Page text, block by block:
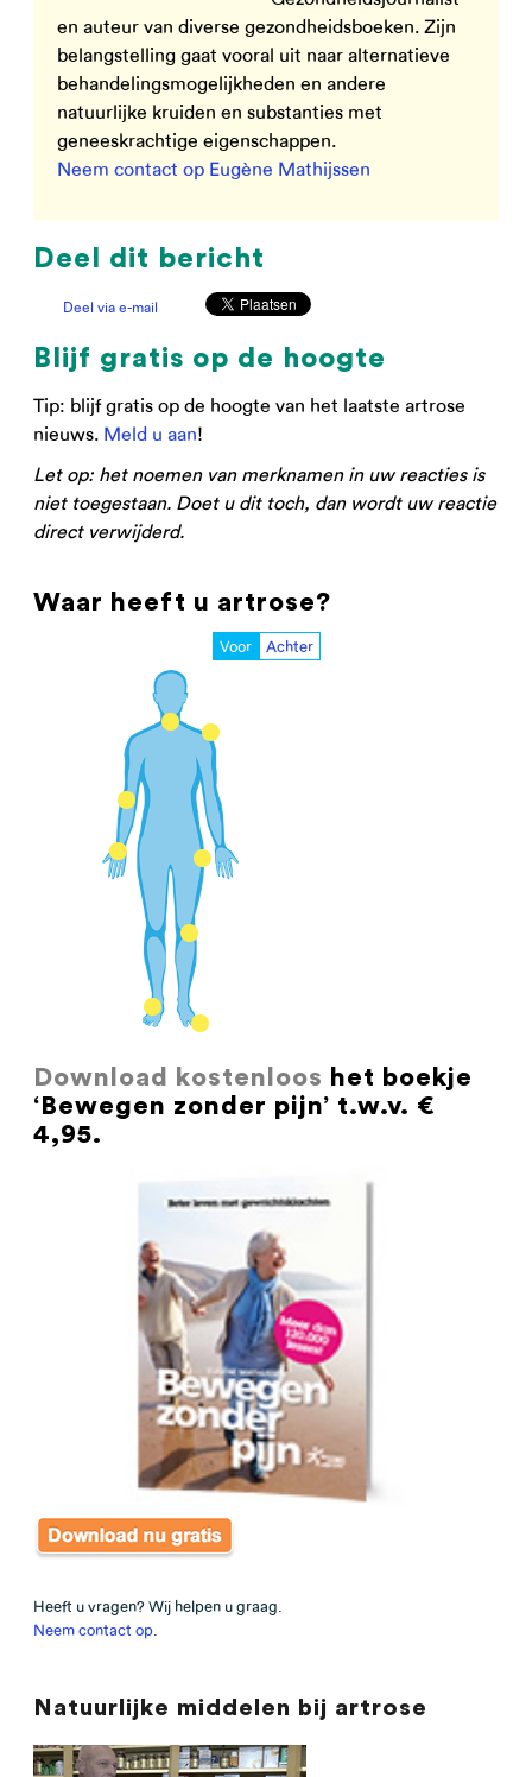
en auteur van diverse gezondheidsboeken. Zijn
belangstelling gaat vooral uit naar alternatieve
behandelingsmogelijkheden en andere
natuurlijke kruiden en substanties met
geneeskrachtige eigenschappen.
Neem contact op Eugène Mathijssen
Deel dit bericht
Deel via e-mail
Blijf gratis op de hoogte
Tip: blijf gratis op de hoogte van het laatste artrose
nieuws. Meld u aan!
Let op: het noemen van merknamen in uw reacties is
niet toegestaan. Doet u dit toch, dan wordt uw reactie
direct verwijderd.
Waar heeft u artrose?
Voor Achter
Download kostenloos het boekje
‘Bewegen zonder pijn’ t.w.v. €
4,95.
Heeft u vragen? Wij helpen u graag.
Neem contact op
Natuurlijke middelen bij artrose